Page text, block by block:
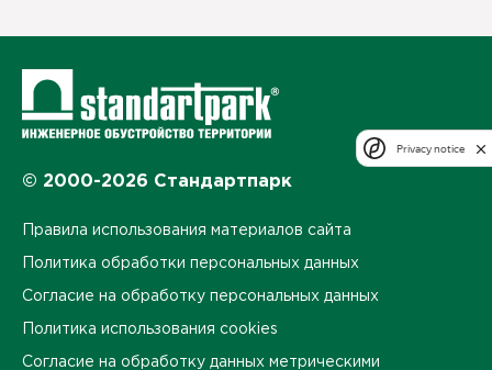
© 2000-2026 Стандартпарк
Правила использования материалов сайта
Политика обработки персональных данных
Согласие на обработку персональных данных
Политика использования cookies
Согласие на обработку данных метрическими
Privacy notice